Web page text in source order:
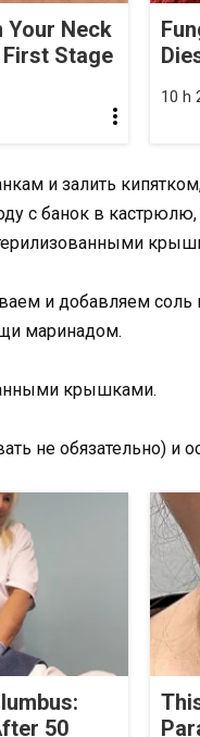
Your Neck
Stage
10 h
и залить
с банок в
и добавляем
маринадом.
крышками.
не обязательно) и
50